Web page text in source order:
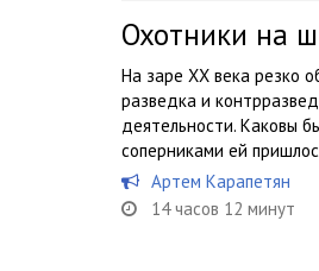
Охотники на
На заре ХХ века резко
разведка и
деятельности. Каковы
соперниками ей
Артем Карапетян
14 часов 12 минут